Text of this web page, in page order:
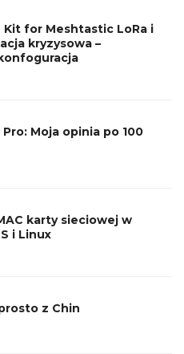
Kit for Meshtastic LoRa i
kryzysowa –
Pro: Moja opinia po 100
karty sieciowej w
i Linux
z Chin